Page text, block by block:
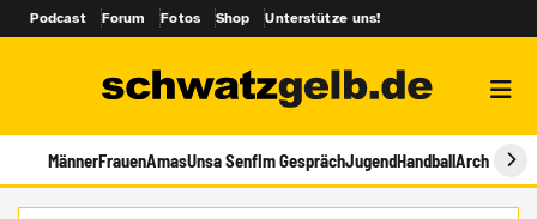
Podcast Forum Fotos Shop Unterstütze uns!
MännerFrauenAmasUnsa SenfIm GesprächJugendHandballArchiv